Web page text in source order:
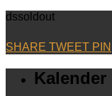
dssoldout
SHARE TWEET PIN
Kalender